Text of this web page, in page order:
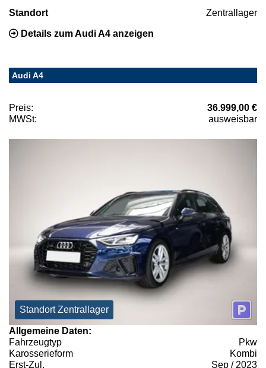
Standort Zentrallager
Details zum Audi A4 anzeigen
Audi A4
Preis:
36.999,00 €
MWSt:
ausweisbar
Standort Zentrallager
Allgemeine Daten:
Fahrzeugtyp
Pkw
Karosserieform
Kombi
Erst-Zul.
Sep / 2023